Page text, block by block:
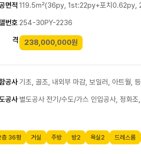
면적 119.5㎡(36py, 1st:22py+포치0.62py,
번호254-30PY-2236
격
238,000,000원
공사기초, 골조, 내외부 마감, 보일러, 아트월,
공사 별도공사 전기/수도/가스 인입공사, 정화
층 36평 거실 주방 방2 욕실2 드레스룸